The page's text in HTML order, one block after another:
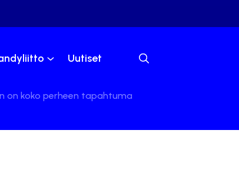
Uutiset
on koko perheen tapahtuma